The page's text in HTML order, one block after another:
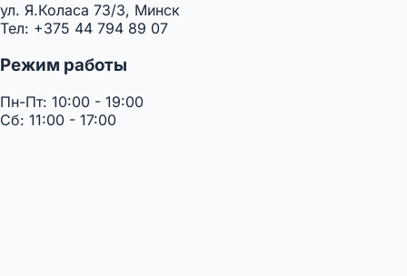
ул. Я.Коласа 73/3, Минск
Тел: +375 44 794 89 07
Режим работы
Пн-Пт: 10:00 - 19:00
Сб: 11:00 - 17:00